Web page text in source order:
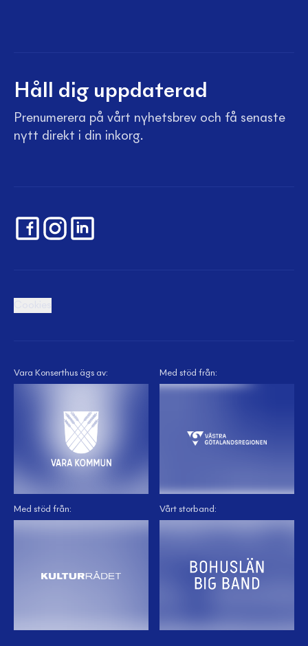
Håll dig uppdaterad
Prenumerera på vårt nyhetsbrev och få senaste
nytt direkt i din inkorg.
Vara Konserthus ägs av: Med stöd från:
Med stöd från: Vårt storband: